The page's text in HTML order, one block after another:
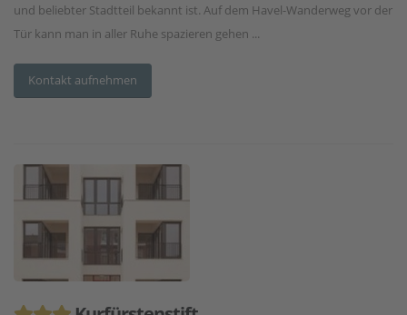
und beliebter Stadtteil bekannt ist. Auf dem Havel-Wanderweg vor der
Tür kann man in aller Ruhe spazieren gehen ...
Kontakt aufnehmen